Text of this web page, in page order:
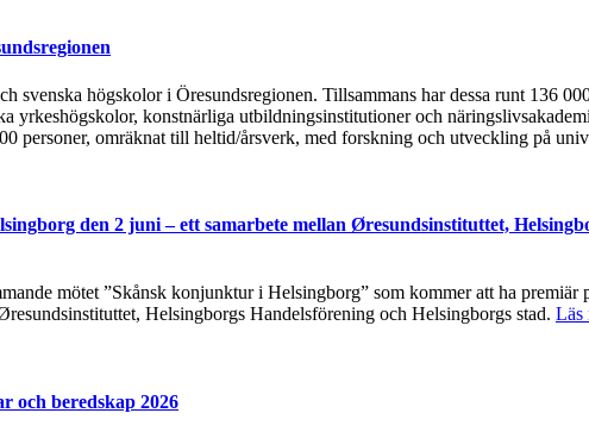
svenska högskolor i Öresundsregionen. Tillsammans har dessa runt 136
yrkeshögskolor, konstnärliga utbildningsinstitutioner och
personer, omräknat till heltid/årsverk, med forskning och utveckling på
den 2 juni – ett samarbete mellan Øresundsinstituttet,
mötet ”Skånsk konjunktur i Helsingborg” som kommer att ha
Helsingborgs Handelsförening och Helsingborgs stad. Läs
och beredskap 2026